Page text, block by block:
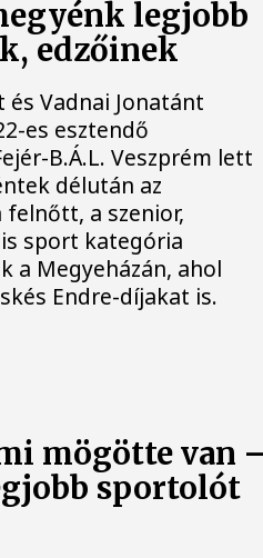
legjobb
edzőinek
és Vadnai Jonatánt
es esztendő
B.Á.L. Veszprém lett
délután az
a szenior,
sport kategória
a Megyeházán, ahol
Endre-díjakat is.
mögötte van
sportolót